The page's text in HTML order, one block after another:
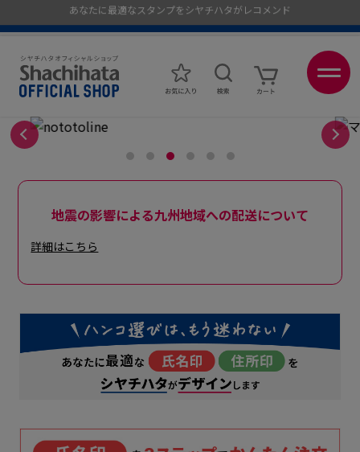
ポイントが貯まる、使える、会員限定ポイントプログラム
メール便1,500円以上 / 宅配便3,500円以上のお買い物で送料無料
あなたに最適なスタンプをシヤチハタがレコメンド
地震の影響による九州地域への配送について
詳細はこちら